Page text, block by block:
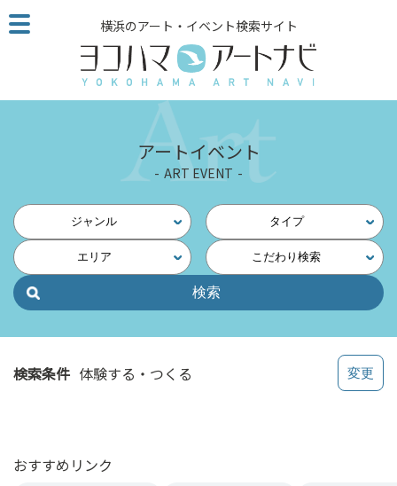
こ
の
ジ
読
他
ペ
の
横浜のアート・イベント検索サイト
アートイベント
ART EVENT
ジャンル タイプ
エリア こだわり検索
検索条件 体験する・つくる
おすすめリンク